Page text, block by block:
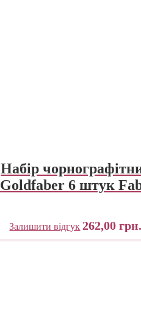
Набір
Goldfaber 6 штук
Залишити відгук 262,00грн.